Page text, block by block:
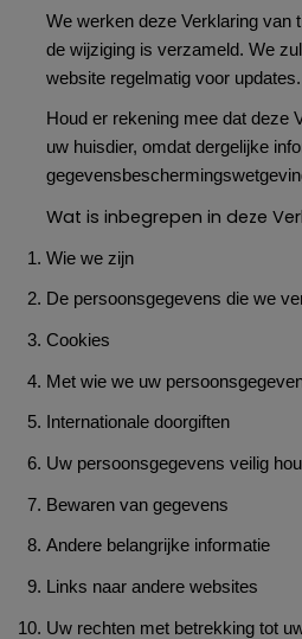
We werken deze Verklaring van
de wijziging is verzameld. We
website regelmatig voor updates.
Houd er rekening mee dat deze
uw huisdier, omdat dergelijke
Wat is inbegrepen in deze
Wie we zijn
De persoonsgegevens die we
Cookies
Met wie we uw
Internationale doorgiften
Uw persoonsgegevens veilig
Bewaren van gegevens
Andere belangrijke informatie
Links naar andere websites
Uw rechten met betrekking tot